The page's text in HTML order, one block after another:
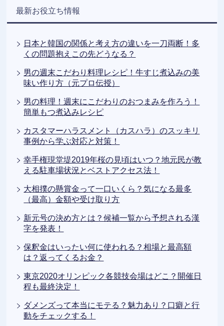
最新お役立ち情報
日本と韓国の関係と考え方の違いを一刀両断！多
くの問題抱えこの先どうなる？
男の週末こだわり料理レシピ！牛すじ煮込みの美
味い作り方（元プロ伝授）
男の料理！週末にこだわりのおつまみを作ろう！
簡単もつ煮込みレシピ
カスタマーハラスメント（カスハラ）のスッキリ
事例から学ぶ対応と対策！
幸手権現堂堤2019年桜の見頃はいつ？地元民が教
える駐車場状況とベストアクセス法！
大相撲の懸賞金って一口いくら？気になる最多
（最高）金額や受け取り方
新元号の決め方とは？候補一覧から予想される漢
字を発表！
保釈金はいったい何に使われる？相場と最高額
は？返ってくるお金？
東京2020オリンピック各競技会場はどこ？開催日
程も最終決定！
ダメンズって本当にモテる？魅力あり？口癖と行
動をチェックする！